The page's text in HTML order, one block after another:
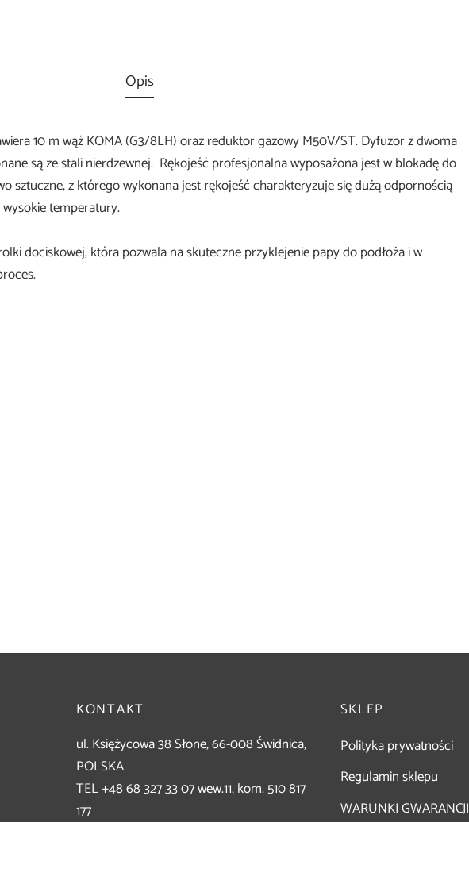
Opis
10 m wąż KOMA (G3/8LH) oraz reduktor gazowy M50V/ST. Dyfuzor z dwoma
są ze stali nierdzewnej. Rękojeść profesjonalna wyposażona jest w blokadę do
sztuczne, z którego wykonana jest rękojeść charakteryzuje się dużą odpornością
temperatury.
dociskowej, która pozwala na skuteczne przyklejenie papy do podłoża i w
KONTAKT
ul. Księżycowa 38 Słone, 66-008 Świdnica,
POLSKA
TEL +48 68 327 33 07 wew.11, kom. 510 817
177
SKLEP
Polityka prywatności
Regulamin sklepu
WARUNKI GWARANCJI